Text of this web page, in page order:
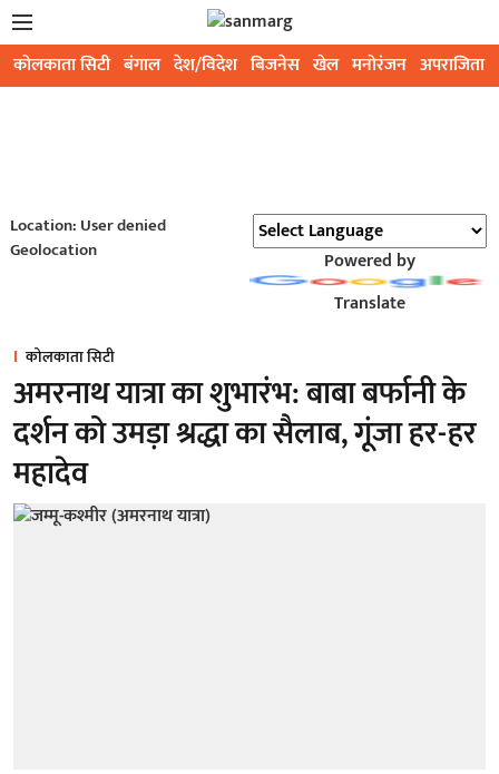
कोलकाता सिटी बंगाल देश/विदेश बिजनेस खेल मनोरंजन अपराजिता
Location: User denied
Geolocation
Powered by
Translate
कोलकाता सिटी
अमरनाथ यात्रा का शुभारंभ: बाबा बर्फानी के
दर्शन को उमड़ा श्रद्धा का सैलाब, गूंजा हर-हर
महादेव